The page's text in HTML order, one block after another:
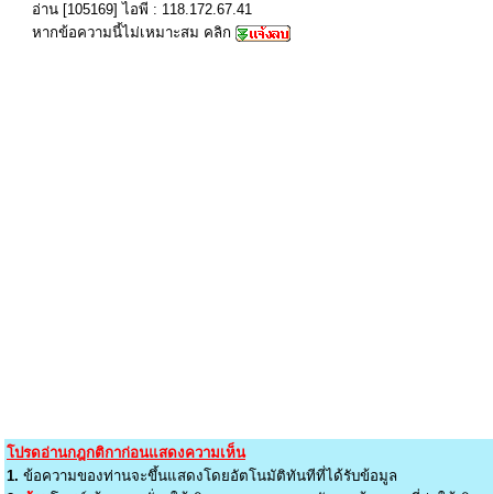
อ่าน [105169] ไอพี : 118.172.67.41
หากข้อความนี้ไม่เหมาะสม คลิก
โปรดอ่านกฎกติกาก่อนแสดงความเห็น
1. ข้อความของท่านจะขึ้นแสดงโดยอัตโนมัติทันทีที่ได้รับข้อมูล